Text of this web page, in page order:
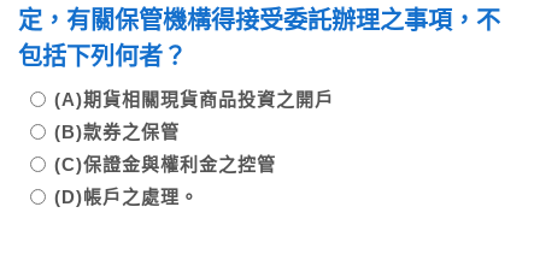
定，有關保管機構得接受委託辦理之事項，不
包括下列何者？
(A)期貨相關現貨商品投資之開戶
(B)款券之保管
(C)保證金與權利金之控管
(D)帳戶之處理。